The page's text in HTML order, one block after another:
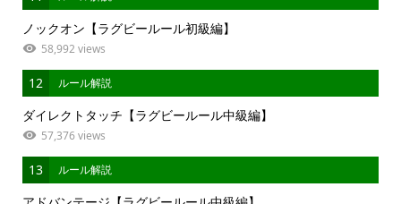
ノックオン【ラグビールール初級編】
58,992 views
12 ルール解説
ダイレクトタッチ【ラグビールール中級編】
57,376 views
13 ルール解説